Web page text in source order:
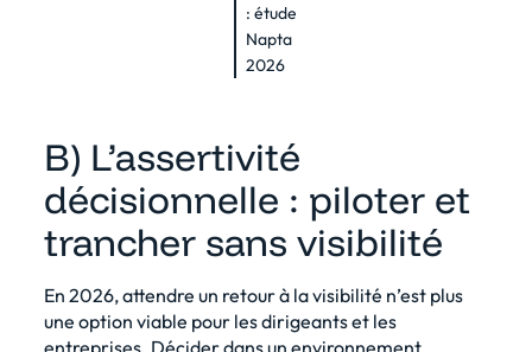
: étude
Napta
2026
B) L’assertivité
décisionnelle : piloter et
trancher sans visibilité
En 2026, attendre un retour à la visibilité n’est plus
une option viable pour les dirigeants et les
entreprises. Décider dans un environnement